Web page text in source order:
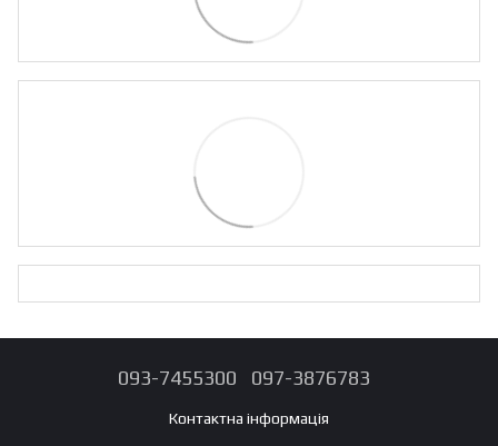
093-7455300 097-3876783
Контактна інформація